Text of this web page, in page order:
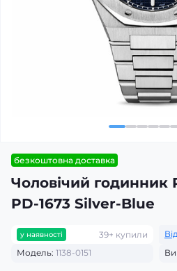
безкоштовна доставка
Чоловічий годинник
PD-1673 Silver-Blue
у наявності 39+ купили
Модель: 1138-0151